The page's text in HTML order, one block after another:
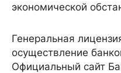
экономической
Генеральная
осуществление
Официальный сайт